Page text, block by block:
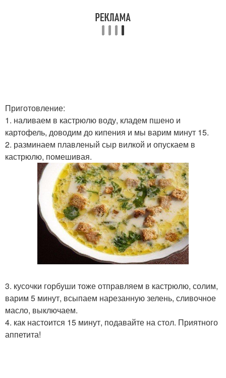
Приготовление:
1. наливаем в кастрюлю воду, кладем пшено и
картофель, доводим до кипения и мы варим минут 15.
2. разминаем плавленый сыр вилкой и опускаем в
кастрюлю, помешивая.
3. кусочки горбуши тоже отправляем в кастрюлю, солим,
варим 5 минут, всыпаем нарезанную зелень, сливочное
масло, выключаем.
4. как настоится 15 минут, подавайте на стол. Приятного
аппетита!